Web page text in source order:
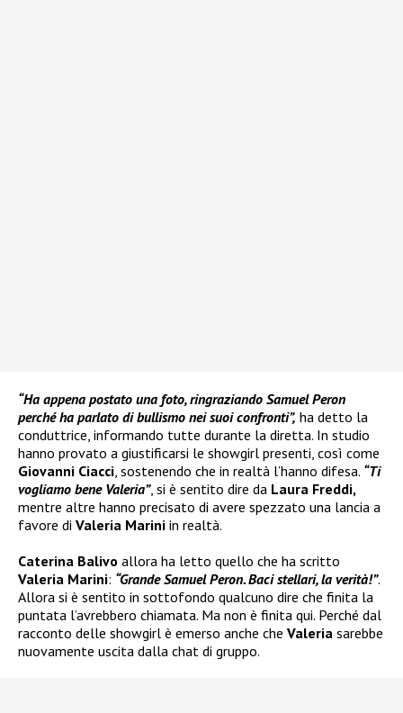
“Ha appena postato una foto, ringraziando Samuel Peron
perché ha parlato di bullismo nei suoi confronti”, ha detto la
conduttrice, informando tutte durante la diretta. In studio
hanno provato a giustificarsi le showgirl presenti, così come
Giovanni Ciacci , sostenendo che in realtà l’hanno difesa. “Ti
vogliamo bene Valeria”, si è sentito dire da Laura Freddi,
mentre altre hanno precisato di avere spezzato una lancia a
favore di Valeria Marini in realtà.
Caterina Balivo allora ha letto quello che ha scritto
Valeria Marini: “Grande Samuel Peron. Baci stellari, la verità!”.
Allora si è sentito in sottofondo qualcuno dire che finita la
puntata l’avrebbero chiamata. Ma non è finita qui. Perché dal
racconto delle showgirl è emerso anche che Valeria sarebbe
nuovamente uscita dalla chat di gruppo.